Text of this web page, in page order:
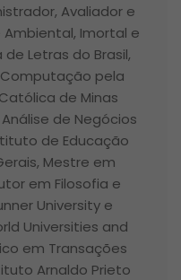
Avaliador e
Ambiental, Imortal e
Letras do Brasil,
pela
de Minas
de Negócios
de Educação
Mestre em
em Filosofia e
University e
Universities and
em Transações
Arnaldo Prieto